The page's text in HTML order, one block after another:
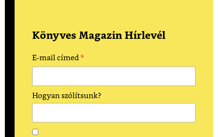
Könyves Magazin Hírlevél
E-mail címed*
Hogyan szólítsunk?